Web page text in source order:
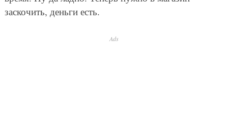
заскочить, деньги есть.
Ads